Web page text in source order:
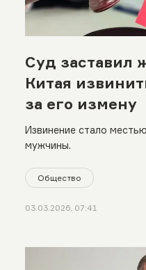
Суд заставил
Китая
за его измену
Извинение стало
мужчины.
Общество
03.03.2026, 07:41